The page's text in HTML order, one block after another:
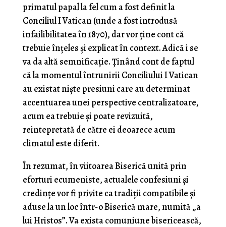
primatul papal la fel cum a fost definit la
Conciliul I Vatican (unde a fost introdusă
infailibilitatea în 1870), dar vor ține cont că
trebuie înțeles și explicat în context. Adică i se
va da altă semnificație. Ținând cont de faptul
că la momentul întrunirii Conciliului I Vatican
au existat niște presiuni care au determinat
accentuarea unei perspective centralizatoare,
acum ea trebuie și poate revizuită,
reintepretată de către ei deoarece acum
climatul este diferit.
În rezumat, în viitoarea Biserică unită prin
eforturi ecumeniste, actualele confesiuni și
credințe vor fi privite ca tradiții compatibile și
aduse la un loc într-o Biserică mare, numită „a
lui Hristos”. Va exista comuniune bisericească,